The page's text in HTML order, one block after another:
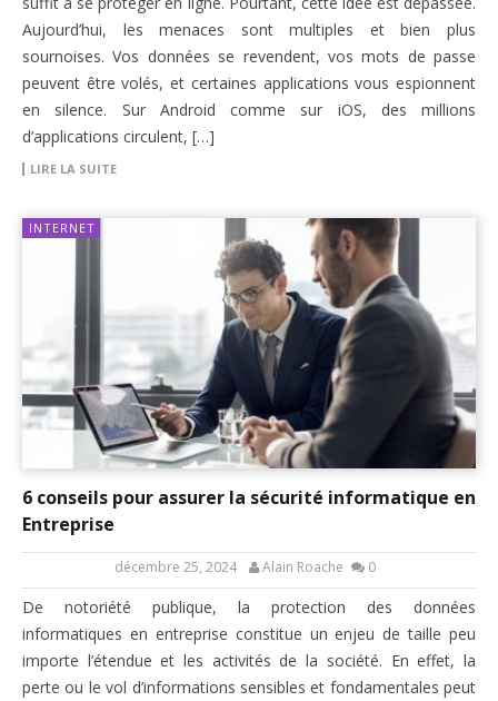
Aujourd’hui, les menaces sont multiples et bien plus
sournoises. Vos données se revendent, vos mots de passe
peuvent être volés, et certaines applications vous espionnent
en silence. Sur Android comme sur iOS, des millions
d’applications circulent, […]
LIRE LA SUITE
INTERNET
6 conseils pour assurer la sécurité informatique en
Entreprise
décembre 25, 2024 Alain Roache 0
De notoriété publique, la protection des données
informatiques en entreprise constitue un enjeu de taille peu
importe l’étendue et les activités de la société. En effet, la
perte ou le vol d’informations sensibles et fondamentales peut